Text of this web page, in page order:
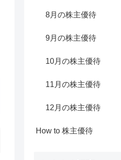
8月の株主優待
9月の株主優待
10月の株主優待
11月の株主優待
12月の株主優待
How to 株主優待